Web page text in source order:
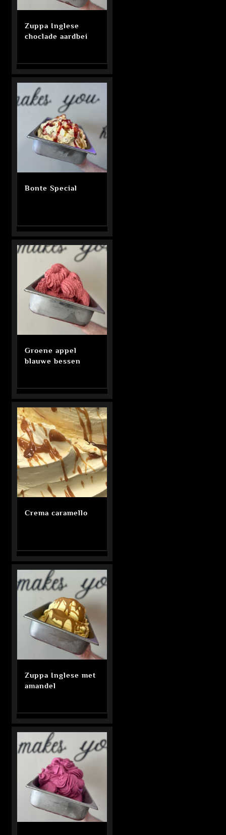
Zuppa Inglese
choclade aardbei
Bonte Special
Groene appel
blauwe bessen
Crema caramello
Zuppa Inglese met
amandel